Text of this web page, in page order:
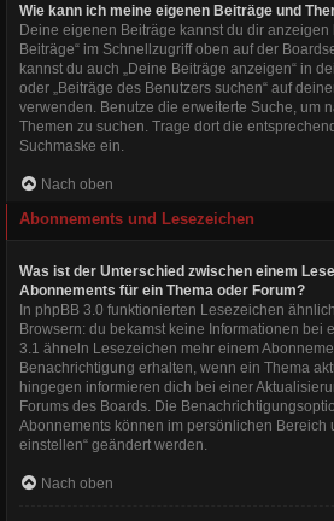
Wie kann ich meine eigenen Beiträge und
Deine eigenen Beiträge kannst du dir anzeigen
Beiträge“ im Schnellzugriff oben auf der
kannst du auch „Deine Beiträge anzeigen“ in
oder „Beiträge des Benutzers suchen“ auf
verwenden. Benutze die erweiterte Suche, um
Themen zu suchen. Trage dort die
Suchmaske ein.
Nach oben
Abonnements und Lesezeichen
Was ist der Unterschied zwischen einem
Abonnements für ein Thema oder Forum?
In phpBB 3.0 funktionierten Lesezeichen
Browsern: du bekamst keine Informationen bei
3.1 ähneln Lesezeichen mehr einem
Benachrichtigung erhalten, wenn ein Thema
hingegen informieren dich bei einer
Forums des Boards. Die
Abonnements können im persönlichen Bereich
einstellen“ geändert werden.
Nach oben